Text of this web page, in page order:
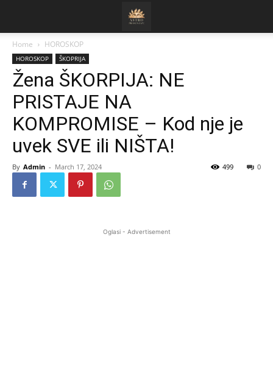
Home HOROSKOP
HOROSKOP ŠKOPRIJA
Žena ŠKORPIJA: NE
PRISTAJE NA
KOMPROMISE – Kod nje je
uvek SVE ili NIŠTA!
By Admin - March 17, 2024 0
499
Oglasi - Advertisement